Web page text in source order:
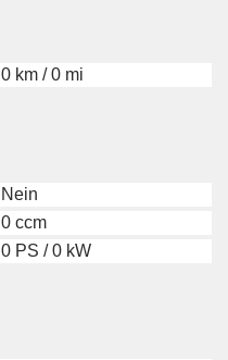
0 km / 0 mi
Nein
0 ccm
0 PS / 0 kW